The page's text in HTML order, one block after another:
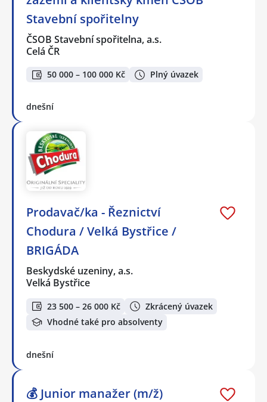
Stavební spořitelny
ČSOB Stavební spořitelna, a.s.
Celá ČR
50 000 – 100 000 Kč Plný úvazek
dnešní
Prodavač/ka - Řeznictví
Chodura / Velká Bystřice /
BRIGÁDA
Beskydské uzeniny, a.s.
Velká Bystřice
23 500 – 26 000 Kč
Zkrácený úvazek
Vhodné také pro absolventy
dnešní
💰 Junior manažer (m/ž)